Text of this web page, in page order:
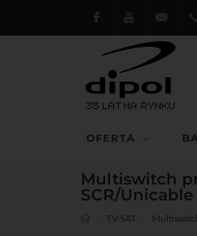
FacebookYoutube
OFERTA
Multiswitch
SCR/Unicable
TV-SAT